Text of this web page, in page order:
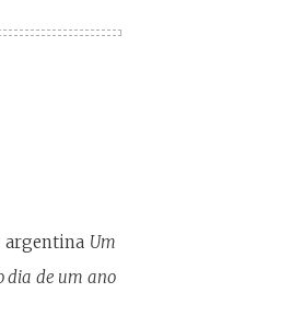
argentina Um
dia de um ano